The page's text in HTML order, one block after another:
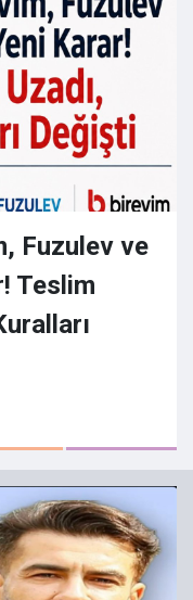
Fuzulev ve
Teslim